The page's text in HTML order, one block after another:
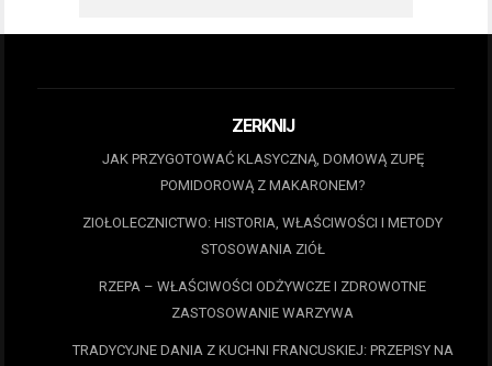
ZERKNIJ
JAK PRZYGOTOWAĆ KLASYCZNĄ, DOMOWĄ ZUPĘ
POMIDOROWĄ Z MAKARONEM?
ZIOŁOLECZNICTWO: HISTORIA, WŁAŚCIWOŚCI I METODY
STOSOWANIA ZIÓŁ
RZEPA – WŁAŚCIWOŚCI ODŻYWCZE I ZDROWOTNE
ZASTOSOWANIE WARZYWA
TRADYCYJNE DANIA Z KUCHNI FRANCUSKIEJ: PRZEPISY NA